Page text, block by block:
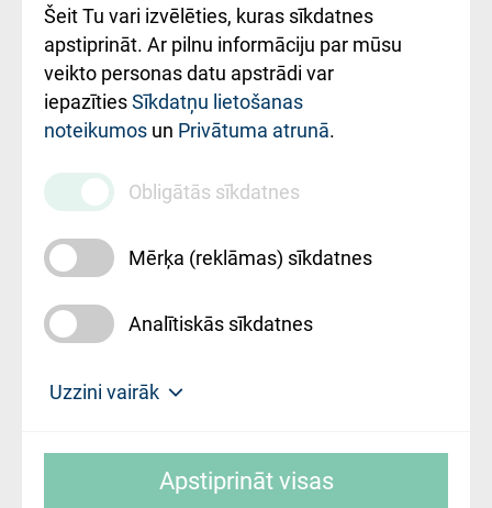
Rekvizīti un
ārstniecības
iestādes kods
010000234
Maksas
pakalpojumu
cenrādis
Šeit Tu vari izvēlēties, kuras sīkdatnes
apstiprināt. Ar pilnu informāciju par mūsu
veikto personas datu apstrādi var
iepazītiesSīkdatņu lietošanas
noteikumos un Privātuma atrunā.
Obligātās sīkdatnes
Mērķa (reklāmas) sīkdatnes
Analītiskās sīkdatnes
Uzzini vairāk
slimnīca, turpmāk – Pārzinis, sīkdatņu
Apstiprināt visas